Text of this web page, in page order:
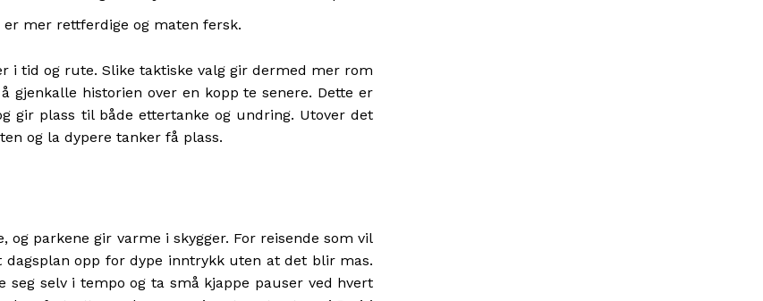
mer rettferdige og maten fersk.
i tid og rute. Slike taktiske valg gir dermed mer rom
historien over en kopp te senere. Dette er
gir plass til både ettertanke og undring. Utover det
og la dypere tanker få plass.
og parkene gir varme i skygger. For reisende som vil
opp for dype inntrykk uten at det blir mas.
selv i tempo og ta små kjappe pauser ved hvert